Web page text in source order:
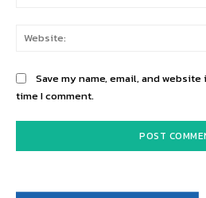
Save my name, email, and
time I comment.